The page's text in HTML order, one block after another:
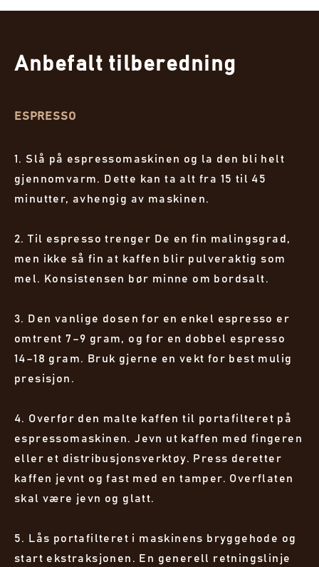
Anbefalt tilberedning
ESPRESSO
1. Slå på espressomaskinen og la den bli helt
gjennomvarm. Dette kan ta alt fra 15 til 45
minutter, avhengig av maskinen.
2. Til espresso trenger De en fin malingsgrad,
men ikke så fin at kaffen blir pulveraktig som
mel. Konsistensen bør minne om bordsalt.
3. Den vanlige dosen for en enkel espresso er
omtrent 7–9 gram, og for en dobbel espresso
14–18 gram. Bruk gjerne en vekt for best mulig
presisjon.
4. Overfør den malte kaffen til portafilteret på
espressomaskinen. Jevn ut kaffen med fingeren
eller et distribusjonsverktøy. Press deretter
kaffen jevnt og fast med en tamper. Overflaten
skal være jevn og glatt.
5. Lås portafilteret i maskinens bryggehode og
start ekstraksjonen. En generell retningslinje